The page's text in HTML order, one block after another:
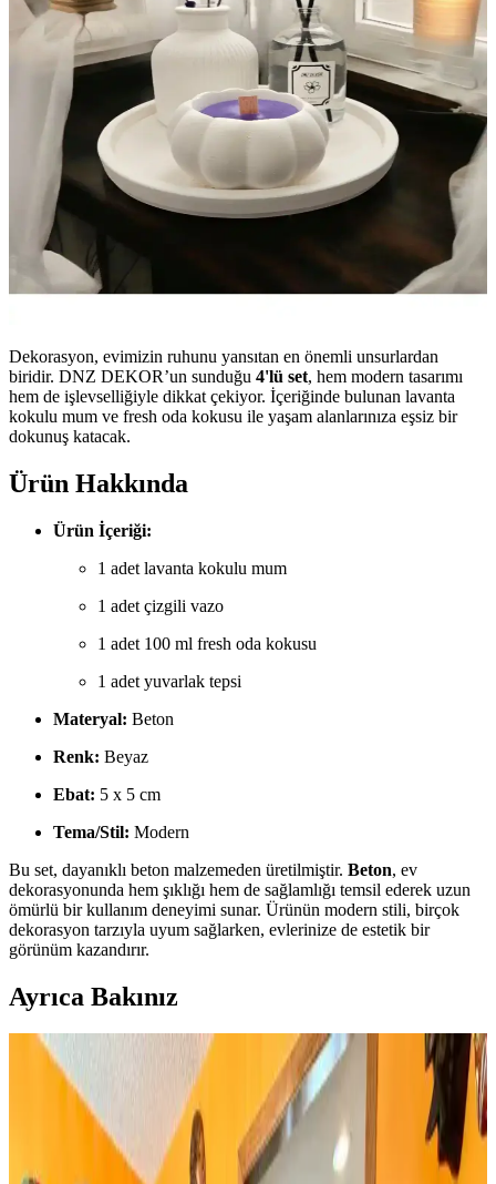
Dekorasyon, evimizin ruhunu yansıtan en önemli unsurlardan
biridir. DNZ DEKOR’un sunduğu 4'lü set, hem modern tasarımı
hem de işlevselliğiyle dikkat çekiyor. İçeriğinde bulunan lavanta
kokulu mum ve fresh oda kokusu ile yaşam alanlarınıza eşsiz bir
dokunuş katacak.
Ürün Hakkında
Ürün İçeriği:
1 adet lavanta kokulu mum
1 adet çizgili vazo
1 adet 100 ml fresh oda kokusu
1 adet yuvarlak tepsi
Materyal: Beton
Renk: Beyaz
Ebat: 5 x 5 cm
Tema/Stil: Modern
Bu set, dayanıklı beton malzemeden üretilmiştir. Beton, ev
dekorasyonunda hem şıklığı hem de sağlamlığı temsil ederek uzun
ömürlü bir kullanım deneyimi sunar. Ürünün modern stili, birçok
dekorasyon tarzıyla uyum sağlarken, evlerinize de estetik bir
görünüm kazandırır.
Ayrıca Bakınız
Huzur Party Store 5 Metre Yeşil Çam Dalı ve Işıklı
Çam Dalı Karşılaştırması
İki farklı yeşil çam dalı ürününün detaylı özellikleri, kullanıcı
yorumları ve kullanım alanları karşılaştırmasıyla yılbaşı
dekorasyonunuza en uygun seçimi yapın.